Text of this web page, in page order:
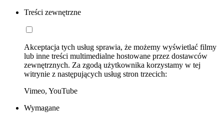
Treści zewnętrzne
Akceptacja tych usług sprawia, że możemy wyświetlać filmy
lub inne treści multimedialne hostowane przez dostawców
zewnętrznych. Za zgodą użytkownika korzystamy w tej
witrynie z następujących usług stron trzecich:
Vimeo, YouTube
Wymagane